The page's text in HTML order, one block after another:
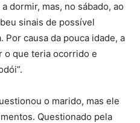
dormir, mas, no sábado, ao
sinais de possível
causa da pouca idade, a
o que teria ocorrido e
o marido, mas ele
Questionado pela